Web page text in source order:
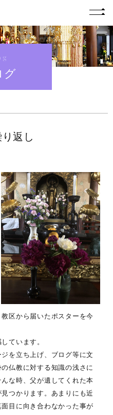
グ
返し
区から届いたポスターを今
ています。
を立ち上げ、ブログ等に文
仏教に対する知識の浅さに
な時、父が遺してくれた本
つかります。あまりにも近
目に向き合わなかった事が